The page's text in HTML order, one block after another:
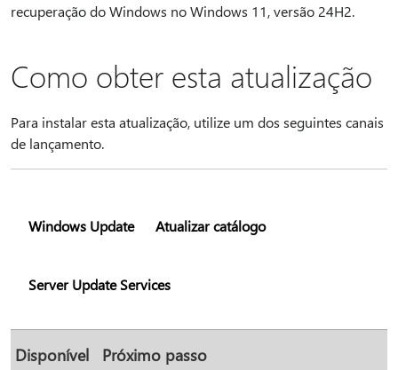
recuperação do Windows no Windows 11, versão 24H2.
Como obter esta atualização
Para instalar esta atualização, utilize um dos seguintes canais
de lançamento.
Windows Update Atualizar catálogo
Server Update Services
Disponível Próximo passo